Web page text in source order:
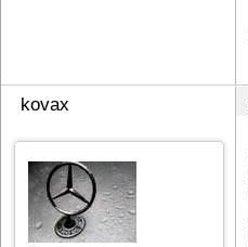
kovax